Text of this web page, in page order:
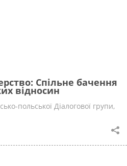
Спільне бачення
відносин
польської Діалогової групи,